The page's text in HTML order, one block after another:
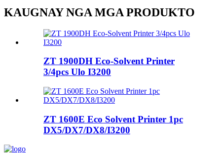
KAUGNAY NGA MGA PRODUKTO
ZT 1900DH Eco-Solvent Printer
3/4pcs Ulo I3200
ZT 1600E Eco Solvent Printer 1pc
DX5/DX7/DX8/I3200